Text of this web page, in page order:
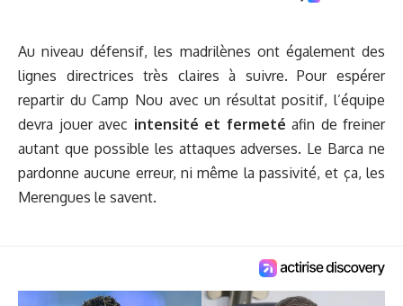
Au niveau défensif, les madrilènes ont également des
lignes directrices très claires à suivre. Pour espérer
repartir du Camp Nou avec un résultat positif, l’équipe
devra jouer avec intensité et fermeté afin de freiner
autant que possible les attaques adverses. Le Barca ne
pardonne aucune erreur, ni même la passivité, et ça, les
Merengues le savent.